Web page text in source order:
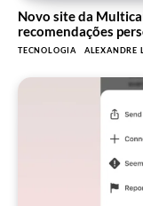
Novo site da
recomendações
TECNOLOGIA ALEXANDRE